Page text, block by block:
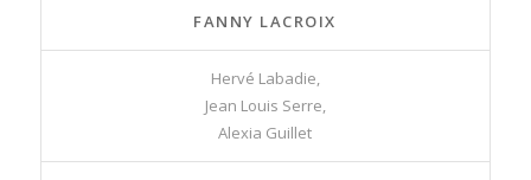
FANNY LACROIX
Hervé Labadie,
Jean Louis Serre,
Alexia Guillet